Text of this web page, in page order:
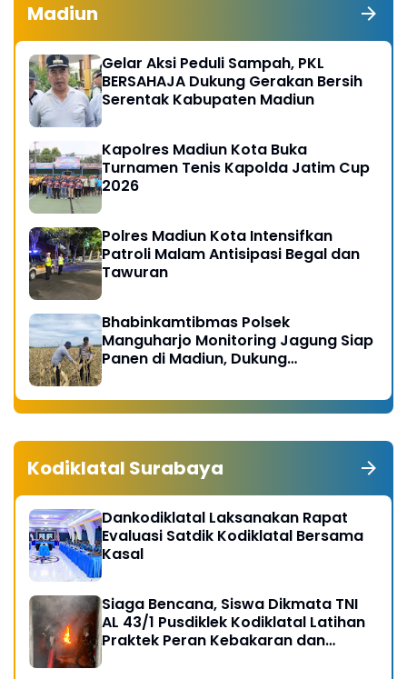
Madiun
Gelar Aksi Peduli Sampah, PKL
BERSAHAJA Dukung Gerakan Bersih
Serentak Kabupaten Madiun
Kapolres Madiun Kota Buka
Turnamen Tenis Kapolda Jatim Cup
2026
Polres Madiun Kota Intensifkan
Patroli Malam Antisipasi Begal dan
Tawuran
Bhabinkamtibmas Polsek
Manguharjo Monitoring Jagung Siap
Panen di Madiun, Dukung
Kodiklatal Surabaya
Dankodiklatal Laksanakan Rapat
Evaluasi Satdik Kodiklatal Bersama
Kasal
Siaga Bencana, Siswa Dikmata TNI
AL 43/1 Pusdiklek Kodiklatal Latihan
Praktek Peran Kebakaran dan